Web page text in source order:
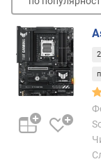
п
о
п
о
у
л